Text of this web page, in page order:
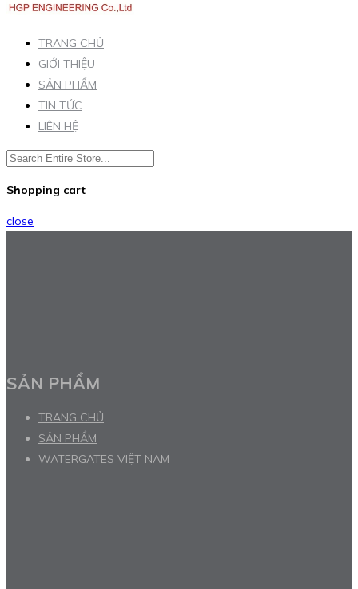
TRANG CHỦ
GIỚI THIỆU
SẢN PHẨM
TIN TỨC
LIÊN HỆ
Shopping cart
close
SẢN PHẨM
TRANG CHỦ
SẢN PHẨM
WATERGATES VIỆT NAM